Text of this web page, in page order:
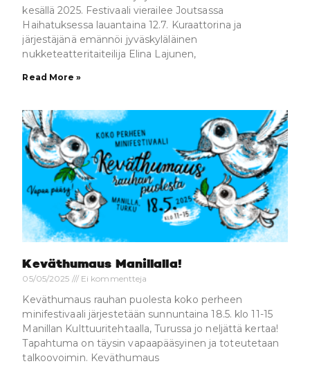
kesällä 2025. Festivaali vierailee Joutsassa
Haihatuksessa lauantaina 12.7. Kuraattorina ja
järjestäjänä emännöi jyväskyläläinen
nukketeatteritaiteilija Elina Lajunen,
Read More »
Keväthumaus Manillalla!
05/05/2025 Ei kommentteja
Keväthumaus rauhan puolesta koko perheen
minifestivaali järjestetään sunnuntaina 18.5. klo 11-15
Manillan Kulttuuritehtaalla, Turussa jo neljättä kertaa!
Tapahtuma on täysin vapaapääsyinen ja toteutetaan
talkoovoimin. Keväthumaus